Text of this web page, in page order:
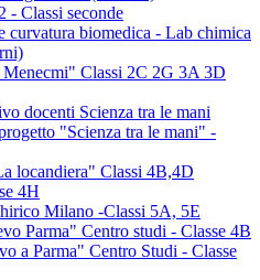
- Classi seconde
curvatura biomedica - Lab chimica
Classi 2C 2G 3A 3D
docenti Scienza tra le mani
"Scienza tra le mani" -
locandiera" Classi 4B,4D
4H
Milano -Classi 5A, 5E
Parma" Centro studi - Classe 4B
a Parma" Centro Studi - Classe